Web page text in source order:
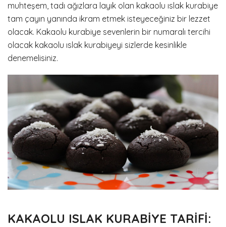
muhteşem, tadı ağızlara layık olan kakaolu ıslak kurabiye
tam çayın yanında ikram etmek isteyeceğiniz bir lezzet
olacak. Kakaolu kurabiye sevenlerin bir numaralı tercihi
olacak kakaolu ıslak kurabiyeyi sizlerde kesinlikle
denemelisiniz.
KAKAOLU ISLAK KURABİYE TARİFİ: